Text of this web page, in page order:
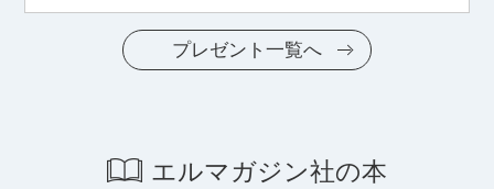
プレゼント一覧へ
エルマガジン社の本